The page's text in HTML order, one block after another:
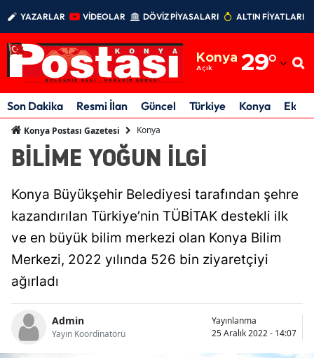
YAZARLAR VİDEOLAR DÖVİZ PİYASALARI ALTIN FİYATLARI
Konya
Açık 29°
Adıyaman
Afyonkarahisar
Ankara
Antalya
Artvin
Aydın
Balıkesir
Bilecik
Son Dakika Resmi İlan Güncel Türkiye Konya
Konya Postası Gazetesi Konya
BİLİME YOĞUN İLGİ
Konya Büyükşehir Belediyesi tarafından şehre
kazandırılan Türkiye’nin TÜBİTAK destekli ilk
ve en büyük bilim merkezi olan Konya Bilim
Merkezi, 2022 yılında 526 bin ziyaretçiyi
ağırladı
Admin
Yayın Koordinatörü
Yayınlanma
25 Aralık 2022 - 14:07